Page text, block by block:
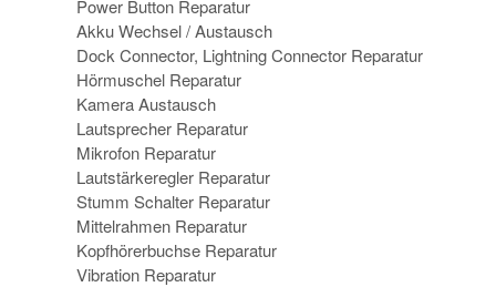
Power Button Reparatur
Akku Wechsel / Austausch
Dock Connector, Lightning Connector Reparatur
Hörmuschel Reparatur
Kamera Austausch
Lautsprecher Reparatur
Mikrofon Reparatur
Lautstärkeregler Reparatur
Stumm Schalter Reparatur
Mittelrahmen Reparatur
Kopfhörerbuchse Reparatur
Vibration Reparatur